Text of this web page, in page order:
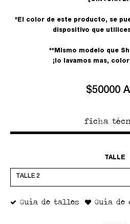
*El color de este producto, se
dispositivo que
**Mismo modelo que
¡lo lavamos mas,
$50000
ficha
TALLE
Guía de talles Guía de